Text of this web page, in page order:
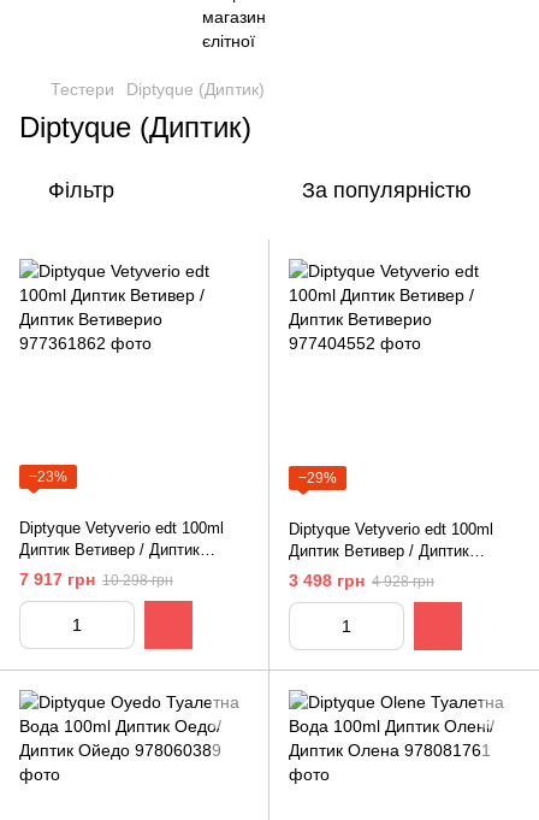
Тестери Diptyque (Диптик)
Diptyque (Диптик)
Фільтр За популярністю
−23%
Diptyque Vetyverio edt 100ml
Диптик Ветивер / Диптик
Ветиверио
7 917 грн 10 298 грн
−29%
Diptyque Vetyverio edt 100ml
Диптик Ветивер / Диптик
Ветиверио
3 498 грн 4 928 грн